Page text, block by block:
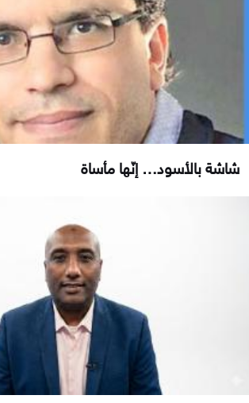
شاشة بالأسود… إنّها مأساة